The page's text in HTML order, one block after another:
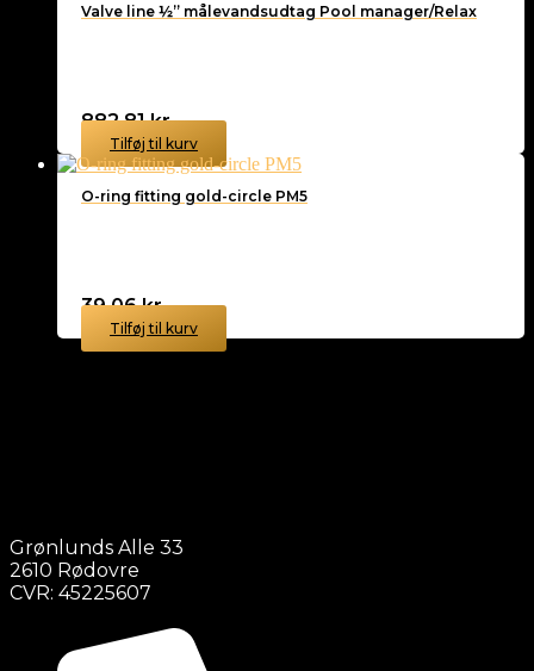
Valve line ½” målevandsudtag Pool manager/Relax
882,81kr.
Tilføj til kurv
O-ring fitting gold-circle PM5
39,06kr.
Tilføj til kurv
Grønlunds Alle 33
2610 Rødovre
CVR: 45225607